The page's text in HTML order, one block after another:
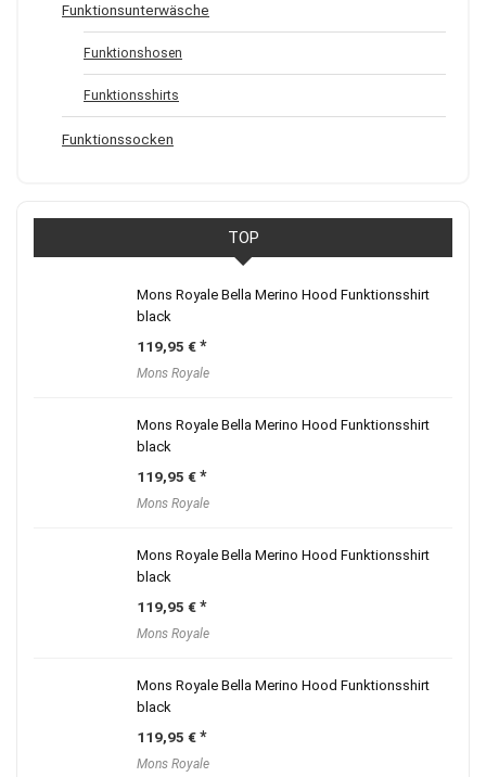
Funktionsunterwäsche
Funktionshosen
Funktionsshirts
Funktionssocken
TOP
Mons Royale Bella Merino Hood Funktionsshirt
black
119,95 €
Mons Royale
Mons Royale Bella Merino Hood Funktionsshirt
black
119,95 €
Mons Royale
Mons Royale Bella Merino Hood Funktionsshirt
black
119,95 €
Mons Royale
Mons Royale Bella Merino Hood Funktionsshirt
black
119,95 €
Mons Royale